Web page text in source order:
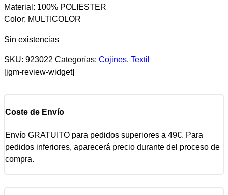
Material: 100% POLIESTER
Color: MULTICOLOR
Sin existencias
SKU: 923022 Categorías: Cojines, Textil
[jgm-review-widget]
Coste de Envío
Envío GRATUITO para pedidos superiores a 49€. Para
pedidos inferiores, aparecerá precio durante del proceso de
compra.